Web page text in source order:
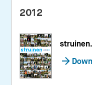
2012